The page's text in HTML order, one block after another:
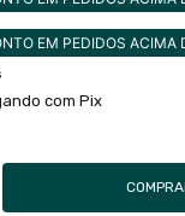
EM PEDIDOS
com Pix